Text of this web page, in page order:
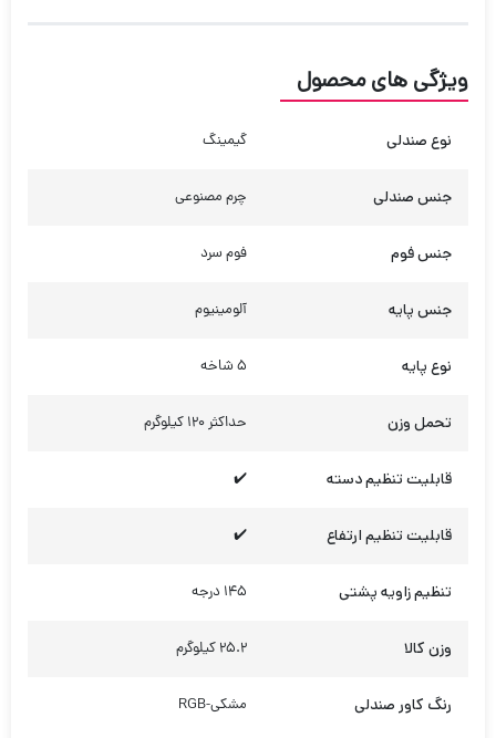
ویژگی های محصول
نوع صندلی گیمینگ
جنس صندلی چرم مصنوعی
جنس فوم فوم سرد
جنس پایه آلومینیوم
نوع پایه 5 شاخه
تحمل وزن حداکثر 120 کیلوگرم
قابلیت تنظیم دسته ✔️
قابلیت تنظیم ارتفاع ✔️
تنظیم زاویه پشتی 145 درجه
وزن کالا 25.2 کیلوگرم
رنگ کاور صندلی مشکی-RGB